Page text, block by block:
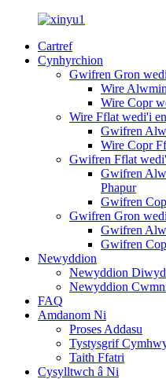
Cartref
Cynhyrchion
Gwifren Gron
Wire
Wire Copr
Wire Fflat wedi'i
Gwifren
Wire Copr
Gwifren Fflat
Gwifren
Phapur
Gwifren
Gwifren Gron
Gwifren
Gwifren
Newyddion
Newyddion
Newyddion
FAQ
Amdanom Ni
Proses Addasu
Tystysgrif
Taith Ffatri
Cysylltwch â Ni